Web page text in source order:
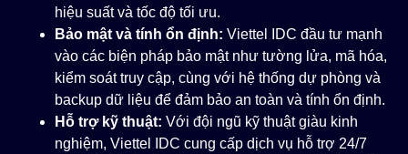
hiệu suất và tốc độ tối ưu.
Bảo mật và tính ổn định: Viettel IDC đầu tư mạnh
vào các biện pháp bảo mật như tường lửa, mã hóa,
kiểm soát truy cập, cùng với hệ thống dự phòng và
backup dữ liệu để đảm bảo an toàn và tính ổn định.
Hỗ trợ kỹ thuật: Với đội ngũ kỹ thuật giàu kinh
nghiệm, Viettel IDC cung cấp dịch vụ hỗ trợ 24/7